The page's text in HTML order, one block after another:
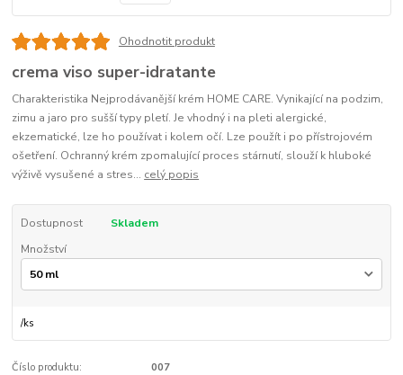
Ohodnotit produkt
crema viso super-idratante
Charakteristika Nejprodávanější krém HOME CARE. Vynikající na podzim,
zimu a jaro pro sušší typy pletí. Je vhodný i na pleti alergické,
ekzematické, lze ho používat i kolem očí. Lze použít i po přístrojovém
ošetření. Ochranný krém zpomalující proces stárnutí, slouží k hluboké
výživě vysušené a stres... celý popis
Dostupnost
Skladem
Množství
/ks
Číslo produktu: 007